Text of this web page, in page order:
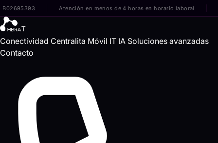
Atención en menos de 4 horas en horario laboral
Conectividad Centralita Móvil IT IA Soluciones avanzadas
Contacto